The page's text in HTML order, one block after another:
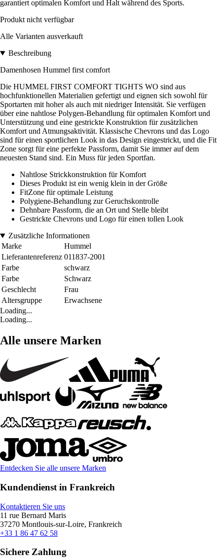
garantiert optimalen Komfort und Halt während des Sports.
Produkt nicht verfügbar
Alle Varianten ausverkauft
Beschreibung
Damenhosen Hummel first comfort
Die HUMMEL FIRST COMFORT TIGHTS WO sind aus
hochfunktionellen Materialien gefertigt und eignen sich sowohl für
Sportarten mit hoher als auch mit niedriger Intensität. Sie verfügen
über eine nahtlose Polygen-Behandlung für optimalen Komfort und
Unterstützung und eine gestrickte Konstruktion für zusätzlichen
Komfort und Atmungsaktivität. Klassische Chevrons und das Logo
sind für einen sportlichen Look in das Design eingestrickt, und die Fit
Zone sorgt für eine perfekte Passform, damit Sie immer auf dem
neuesten Stand sind. Ein Muss für jeden Sportfan.
Nahtlose Strickkonstruktion für Komfort
Dieses Produkt ist ein wenig klein in der Größe
FitZone für optimale Leistung
Polygiene-Behandlung zur Geruchskontrolle
Dehnbare Passform, die an Ort und Stelle bleibt
Gestrickte Chevrons und Logo für einen tollen Look
Zusätzliche Informationen
Marke
Hummel
Lieferantenreferenz 011837-2001
Farbe
schwarz
Farbe
Schwarz
Geschlecht
Frau
Altersgruppe
Erwachsene
Loading...
Loading...
Alle unsere Marken
Entdecken Sie alle unsere Marken
Kundendienst in Frankreich
Kontaktieren Sie uns
11 rue Bernard Maris
37270 Montlouis-sur-Loire, Frankreich
+33 1 86 47 62 58
Sichere Zahlung